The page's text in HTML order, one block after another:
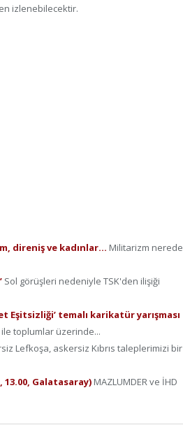
izlenebilecektir.
direniş ve kadınlar… Militarizm nerede
Sol görüşleri nedeniyle TSK'den ilişiği
Eşitsizliği’ temalı karikatür yarışması
toplumlar üzerinde...
Lefkoşa, askersiz Kıbrıs taleplerimizi bir
13.00, Galatasaray) MAZLUMDER ve İHD